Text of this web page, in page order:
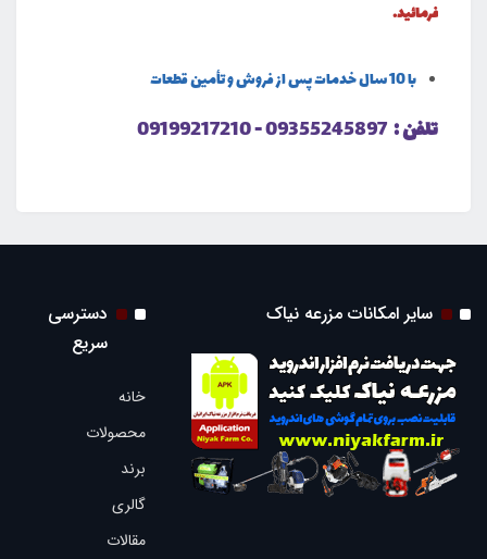
فرمائید.
با 10 سال خدمات پس از فروش و تأمین قطعات
تلفن :
سایر امکانات مزرعه نیاک
دسترسی
سریع
خانه
محصولات
برند
گالری
مقالات